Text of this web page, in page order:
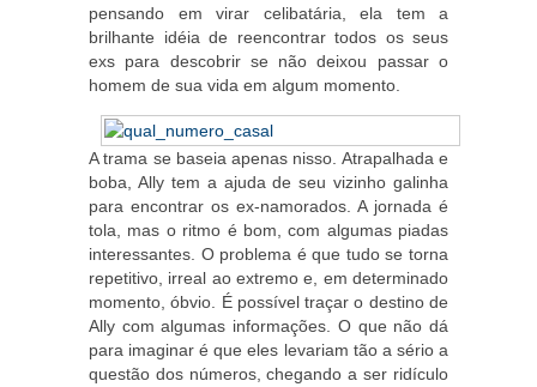
pensando em virar celibatária, ela tem a
brilhante idéia de reencontrar todos os seus
exs para descobrir se não deixou passar o
homem de sua vida em algum momento.
A trama se baseia apenas nisso. Atrapalhada e
boba, Ally tem a ajuda de seu vizinho galinha
para encontrar os ex-namorados. A jornada é
tola, mas o ritmo é bom, com algumas piadas
interessantes. O problema é que tudo se torna
repetitivo, irreal ao extremo e, em determinado
momento, óbvio. É possível traçar o destino de
Ally com algumas informações. O que não dá
para imaginar é que eles levariam tão a sério a
questão dos números, chegando a ser ridículo